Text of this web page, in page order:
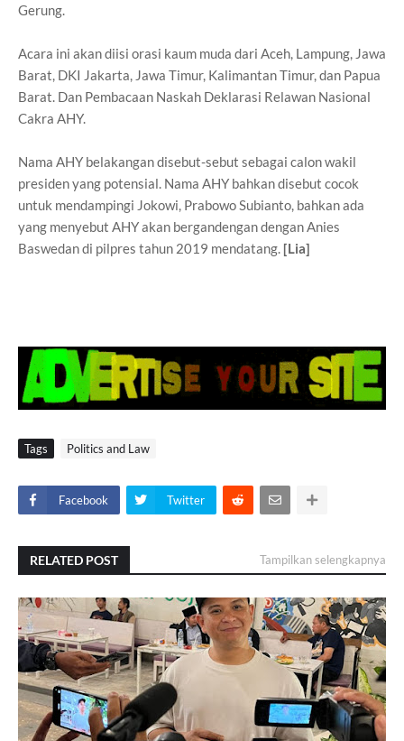
Gerung.
Acara ini akan diisi orasi kaum muda dari Aceh, Lampung, Jawa
Barat, DKI Jakarta, Jawa Timur, Kalimantan Timur, dan Papua
Barat. Dan Pembacaan Naskah Deklarasi Relawan Nasional
Cakra AHY.
Nama AHY belakangan disebut-sebut sebagai calon wakil
presiden yang potensial. Nama AHY bahkan disebut cocok
untuk mendampingi Jokowi, Prabowo Subianto, bahkan ada
yang menyebut AHY akan bergandengan dengan Anies
Baswedan di pilpres tahun 2019 mendatang. [Lia]
Tags Politics and Law
Facebook Twitter
RELATED POST Tampilkan selengkapnya